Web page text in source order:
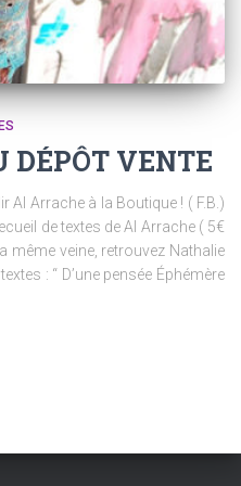
DÉPÔT VENTE
Al Arrache à la Boutique ! ( F.B.)
de textes de Al Arrache ( 5€
même veine, retrouvez Nathalie
: “ D’une pensée Éphémère